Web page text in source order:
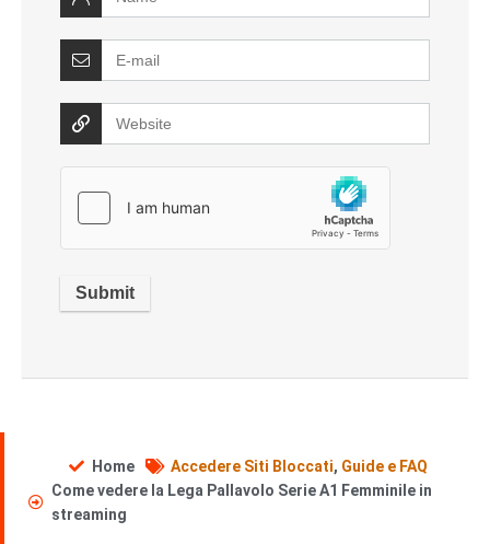
Home Accedere Siti Bloccati, Guide e FAQ
Come vedere la Lega Pallavolo Serie A1 Femminile in
streaming